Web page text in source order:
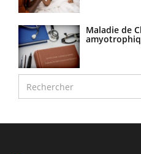
Maladie de